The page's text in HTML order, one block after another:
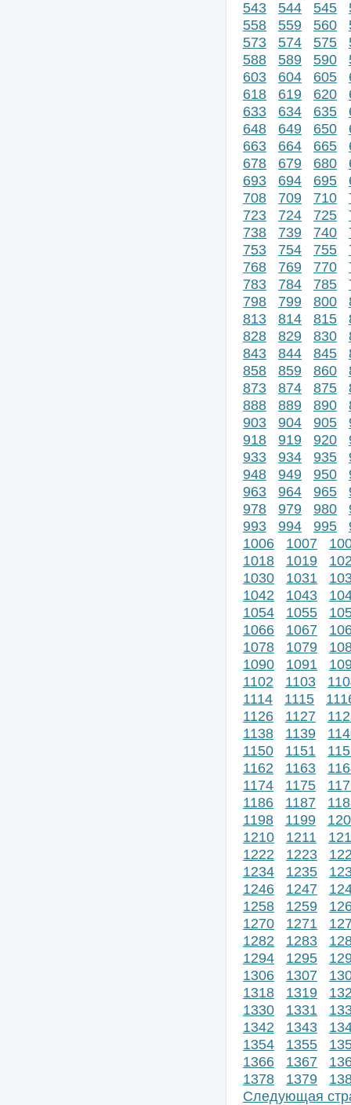
543
544 545
558
559 560
573
574 575
588
589 590
603
604 605
618
619 620
633
634 635
648
649 650
663
664 665
678
679 680
693
694 695
708
709 710
723
724 725
738
739 740
753
754 755
768
769 770
783
784 785
798
799 800
813
814 815
828
829 830
843
844 845
858
859 860
873
874 875
888
889 890
903
904 905
918
919 920
933
934 935
948
949 950
963
964 965
978
979 980
993
994 995
1006
1007
1018
1019
1030
1031
1042
1043
1054
1055
1066
1067
1078
1079
1090
1091
1102
1103
1114
1115
1126
1127
1138
1139
1150
1151
1162
1163
1174
1175
1186
1187
1198
1199
1210
1211
1222
1223
1234
1235
1246
1247
1258
1259
1270
1271
1282
1283
1294
1295
1306
1307
1318
1319
1330
1331
1342
1343
1354
1355
1366
1367
1378
1379
Следующая